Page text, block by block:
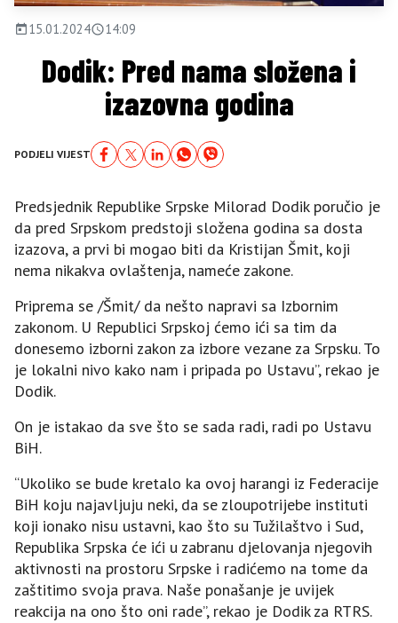
15.01.2024 14:09
Dodik: Pred nama složena i
izazovna godina
PODJELI VIJEST
Predsjednik Republike Srpske Milorad Dodik poručio je
da pred Srpskom predstoji složena godina sa dosta
izazova, a prvi bi mogao biti da Kristijan Šmit, koji
nema nikakva ovlaštenja, nameće zakone.
Priprema se /Šmit/ da nešto napravi sa Izbornim
zakonom. U Republici Srpskoj ćemo ići sa tim da
donesemo izborni zakon za izbore vezane za Srpsku. To
je lokalni nivo kako nam i pripada po Ustavu”, rekao je
Dodik.
On je istakao da sve što se sada radi, radi po Ustavu
BiH.
“Ukoliko se bude kretalo ka ovoj harangi iz Federacije
BiH koju najavljuju neki, da se zloupotrijebe instituti
koji ionako nisu ustavni, kao što su Tužilaštvo i Sud,
Republika Srpska će ići u zabranu djelovanja njegovih
aktivnosti na prostoru Srpske i radićemo na tome da
zaštitimo svoja prava. Naše ponašanje je uvijek
reakcija na ono što oni rade”, rekao je Dodik za RTRS.